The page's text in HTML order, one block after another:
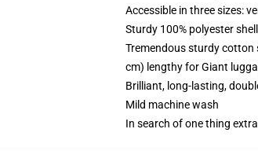
Accessible in three sizes:
Sturdy 100% polyester shell
Tremendous sturdy cotton
cm) lengthy for Giant
Brilliant, long-lasting,
Mild machine wash
In search of one thing